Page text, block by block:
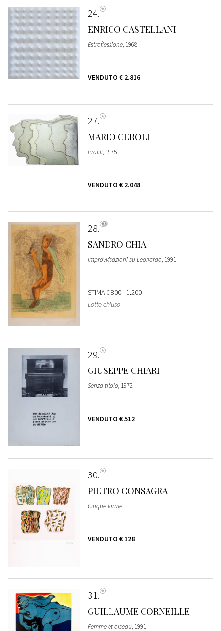
24
ENRICO CASTELLANI
Estroflessione, 1968
VENDUTO € 2.816
27
MARIO CEROLI
Profili, 1975
VENDUTO € 2.048
28
SANDRO CHIA
Improvvisazioni su Leonardo, 1991
STIMA€ 800 - 1.200
Lotto chiuso
29
GIUSEPPE CHIARI
Senza titolo, 1972
VENDUTO € 512
30
PIETRO CONSAGRA
Cinque forme
VENDUTO € 128
31
GUILLAUME CORNEILLE
Femme et oiseau, 1991